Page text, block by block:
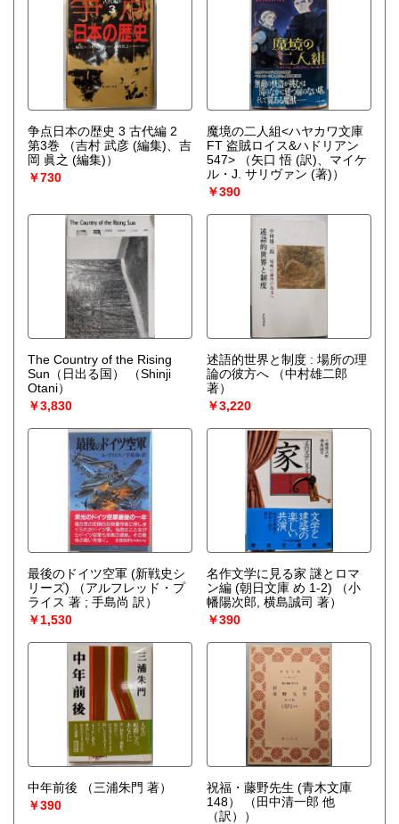
争点日本の歴史 3 古代編 2
第3巻
（吉村 武彦 (編集)、吉
岡 眞之 (編集)）
￥730
魔境の二人組<ハヤカワ文庫
FT 盗賊ロイス&ハドリアン
547>
（矢口 悟 (訳)、マイケ
ル・J. サリヴァン (著)）
￥390
The Country of the Rising
Sun（日出る国）
（Shinji
Otani）
￥3,830
述語的世界と制度 : 場所の理
論の彼方へ
（中村雄二郎
著）
￥3,220
最後のドイツ空軍 (新戦史シ
リーズ)
（アルフレッド・プ
ライス 著 ; 手島尚 訳）
￥1,530
名作文学に見る家 謎とロマ
ン編 (朝日文庫 め 1-2)
（小
幡陽次郎, 横島誠司 著）
￥390
中年前後
（三浦朱門 著）
￥390
祝福・藤野先生 (青木文庫
148）
（田中清一郎 他
（訳））